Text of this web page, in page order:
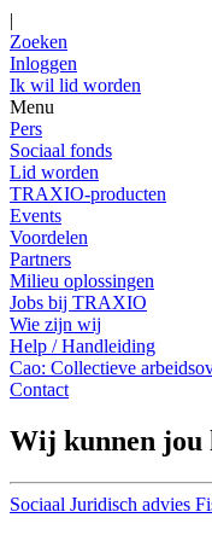
|
Zoeken
Inloggen
Ik wil lid worden
Menu
Pers
Sociaal fonds
Lid worden
TRAXIO-producten
Events
Voordelen
Partners
Milieu oplossingen
Jobs bij TRAXIO
Wie zijn wij
Help / Handleiding
Cao: Collectieve
Contact
Wij kunnen jou
Sociaal Juridisch advies